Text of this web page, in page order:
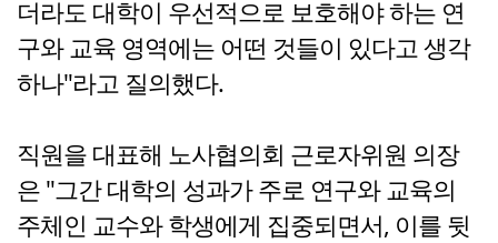
더라도 대학이 우선적으로 보호해야 하는 연
구와 교육 영역에는 어떤 것들이 있다고 생각
하나"라고 질의했다.
직원을 대표해 노사협의회 근로자위원 의장
은 "그간 대학의 성과가 주로 연구와 교육의
주체인 교수와 학생에게 집중되면서, 이를 뒷